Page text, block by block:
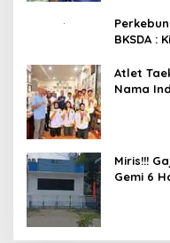
BKSDA :
Atlet
Nama
Miris!!!
Gemi 6